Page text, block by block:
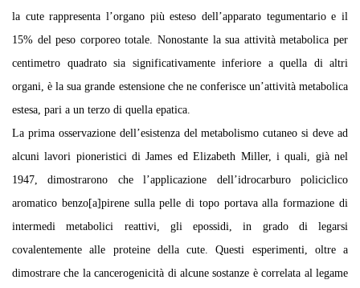
la cute rappresenta l’organo più esteso dell’apparato tegumentario e il
15% del peso corporeo totale. Nonostante la sua attività metabolica per
centimetro quadrato sia significativamente inferiore a quella di altri
organi, è la sua grande estensione che ne conferisce un’attività metabolica
estesa, pari a un terzo di quella epatica.
La prima osservazione dell’esistenza del metabolismo cutaneo si deve ad
alcuni lavori pioneristici di James ed Elizabeth Miller, i quali, già nel
1947, dimostrarono che l’applicazione dell’idrocarburo policiclico
aromatico benzo[a]pirene sulla pelle di topo portava alla formazione di
intermedi metabolici reattivi, gli epossidi, in grado di legarsi
covalentemente alle proteine della cute. Questi esperimenti, oltre a
dimostrare che la cancerogenicità di alcune sostanze è correlata al legame